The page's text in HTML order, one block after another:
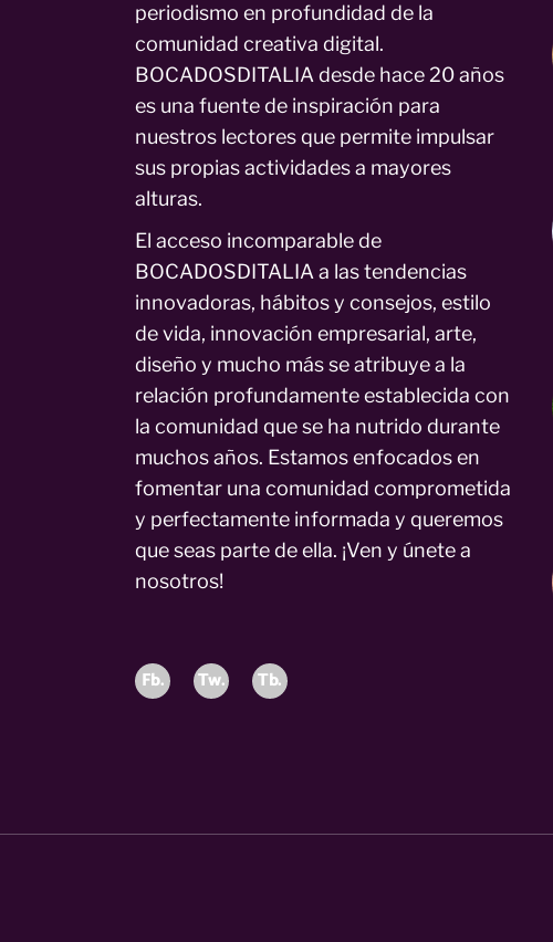
periodismo en profundidad de la
comunidad creativa digital.
BOCADOSDITALIA desde hace 20 años
es una fuente de inspiración para
nuestros lectores que permite impulsar
sus propias actividades a mayores
alturas.
El acceso incomparable de
BOCADOSDITALIA a las tendencias
innovadoras, hábitos y consejos, estilo
de vida, innovación empresarial, arte,
diseño y mucho más se atribuye a la
relación profundamente establecida con
la comunidad que se ha nutrido durante
muchos años. Estamos enfocados en
fomentar una comunidad comprometida
y perfectamente informada y queremos
que seas parte de ella. ¡Ven y únete a
nosotros!
Fb. Tw. Tb.